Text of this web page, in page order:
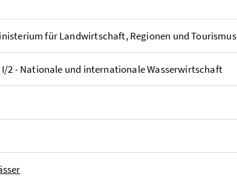
für Landwirtschaft, Regionen und Tourismus
2 - Nationale und internationale Wasserwirtschaft